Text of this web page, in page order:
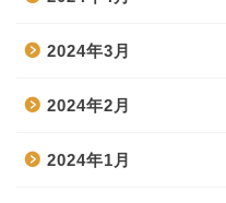
2024年3月
2024年2月
2024年1月